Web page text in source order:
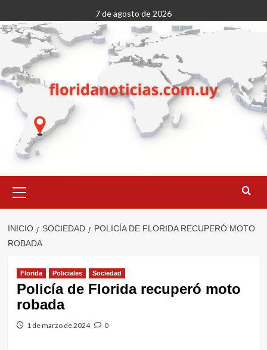
al
contenido
7 de agosto de 2026
primario
INICIO SOCIEDAD
POLICÍA DE FLORIDA RECUPERÓ MOTO
ROBADA
Florida Policiales Sociedad
Policía de Florida recuperó moto
robada
1 de marzo de 2024 0